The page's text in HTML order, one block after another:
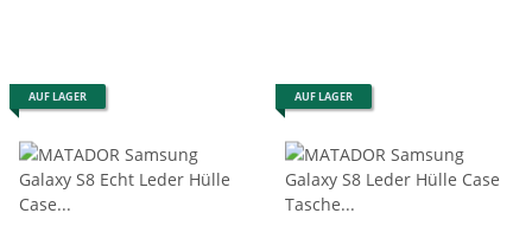
AUF LAGER AUF LAGER